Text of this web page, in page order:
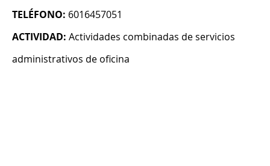
TELÉFONO: 6016457051
ACTIVIDAD: Actividades combinadas de servicios
administrativos de oficina